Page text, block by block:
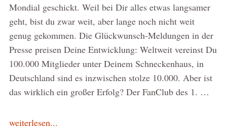
Mondial geschickt. Weil bei Dir alles etwas langsamer
geht, bist du zwar weit, aber lange noch nicht weit
genug gekommen. Die Glückwunsch-Meldungen in der
Presse preisen Deine Entwicklung: Weltweit vereinst Du
100.000 Mitglieder unter Deinem Schneckenhaus, in
Deutschland sind es inzwischen stolze 10.000. Aber ist
das wirklich ein großer Erfolg? Der FanClub des 1. …
weiterlesen...